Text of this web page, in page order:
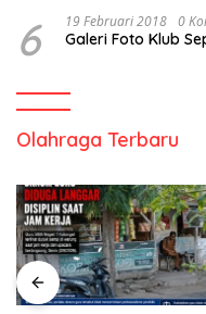
6 19 Februari 2018 0
Galeri Foto Klub
Olahraga Terbaru